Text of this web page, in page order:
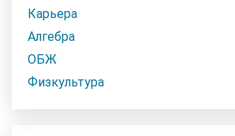
Карьера
Алгебра
ОБЖ
Физкультура